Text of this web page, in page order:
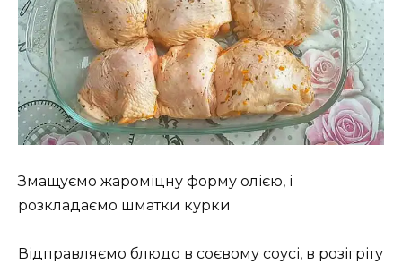
Змащуємо жароміцну форму олією, і
розкладаємо шматки курки
Відправляємо блюдо в соєвому соусі, в розігріту